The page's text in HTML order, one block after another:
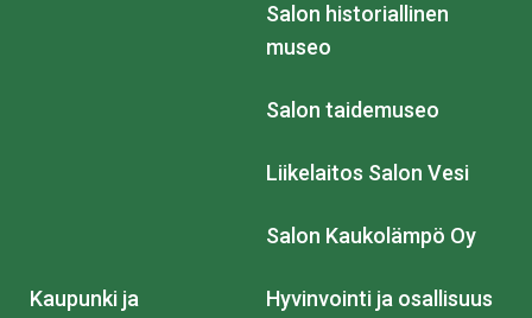
Salon historiallinen
museo
Salon taidemuseo
Liikelaitos Salon Vesi
Salon Kaukolämpö Oy
Kaupunki ja
Hyvinvointi ja osallisuus